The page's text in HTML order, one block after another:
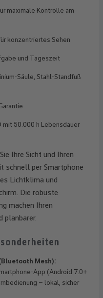
maximale Kontrolle am
konzentriertes Sehen
und Tageszeit
Säule, Stahl-Standfuß
mit 50.000 h Lebensdauer
Ihre Sicht und Ihren
schnell per Smartphone
Lichtklima und
Die robuste
machen Ihren
Mesh):
App (Android 7.0+
– lokal, sicher